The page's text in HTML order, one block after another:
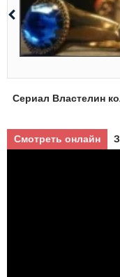
Сериал Властелин
Смотреть онлайн